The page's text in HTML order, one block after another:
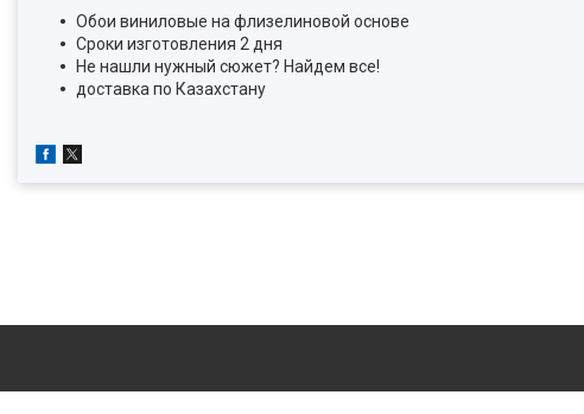
Обои виниловые на флизелиновой основе
Сроки изготовления 2 дня
Не нашли нужный сюжет? Найдем все!
доставка по Казахстану